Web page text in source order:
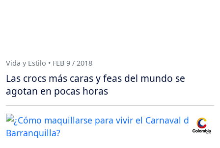
Vida y Estilo • FEB 9 / 2018
Las crocs más caras y feas del mundo se
agotan en pocas horas